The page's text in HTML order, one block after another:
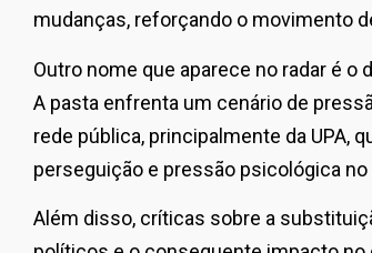
mudanças, reforçando o movimento
Outro nome que aparece no radar é o
A pasta enfrenta um cenário de
rede pública, principalmente da UPA,
perseguição e pressão psicológica
Além disso, críticas sobre a